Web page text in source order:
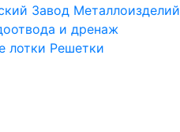
Завод Металлоизделий
и дренаж
лотки Решетки